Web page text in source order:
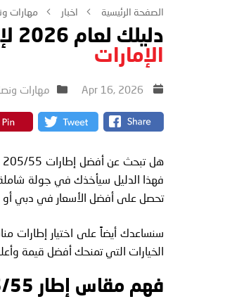
الصفحة الرئيسية اخبار مهارات
دليلك لعام 2026 لإطارات 205/55 R16 للسيارات السيدان في
الإمارات
مهارات
فهذا الدليل سيأخذك في جولة شاملة
تحصل على أفضل الأسعار في دبي أو
سنساعدك أيضاً على اختيار إطارات
الخيارات التي تمنحك أفضل قيمة
فهم مقاس إطار 205/55 R16